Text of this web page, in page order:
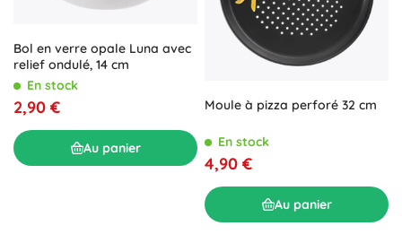
Bol en verre opale Luna avec
relief ondulé, 14 cm
En stock
2,90 €
Au panier
Moule à pizza perforé 32 cm
En stock
4,90 €
Au panier